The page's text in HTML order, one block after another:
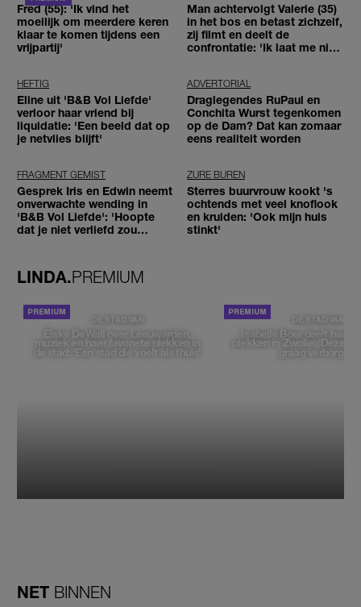
Fred (55): 'Ik vind het
moeilijk om meerdere keren
klaar te komen tijdens een
vrijpartij'
Man achtervolgt Valerie (35)
in het bos en betast zichzelf,
zij filmt en deelt de
confrontatie: 'Ik laat me niet
HEFTIG
Eline uit 'B&B Vol Liefde'
verloor haar vriend bij
liquidatie: 'Een beeld dat op
je netvlies blijft'
ADVERTORIAL
Draglegendes RuPaul en
Conchita Wurst tegenkomen
op de Dam? Dat kan zomaar
eens realiteit worden
FRAGMENT GEMIST
Gesprek Iris en Edwin neemt
onverwachte wending in
'B&B Vol Liefde': 'Hoopte
dat je niet verliefd zou
ZURE BUREN
Sterres buurvrouw kookt 's
ochtends met veel knoflook
en kruiden: 'Ook mijn huis
stinkt'
LINDA.PREMIUM
DE STAD VAN
Elske DeWall over Leeuwarden,
muziek en haar favoriete plekken in
de stad: 'Een stad die voelt als thuis'
DE STAD VAN
Isabelle Boer deelt haar
plekken in Zwolle: 'Deze
graag verborgen'
NET BINNEN